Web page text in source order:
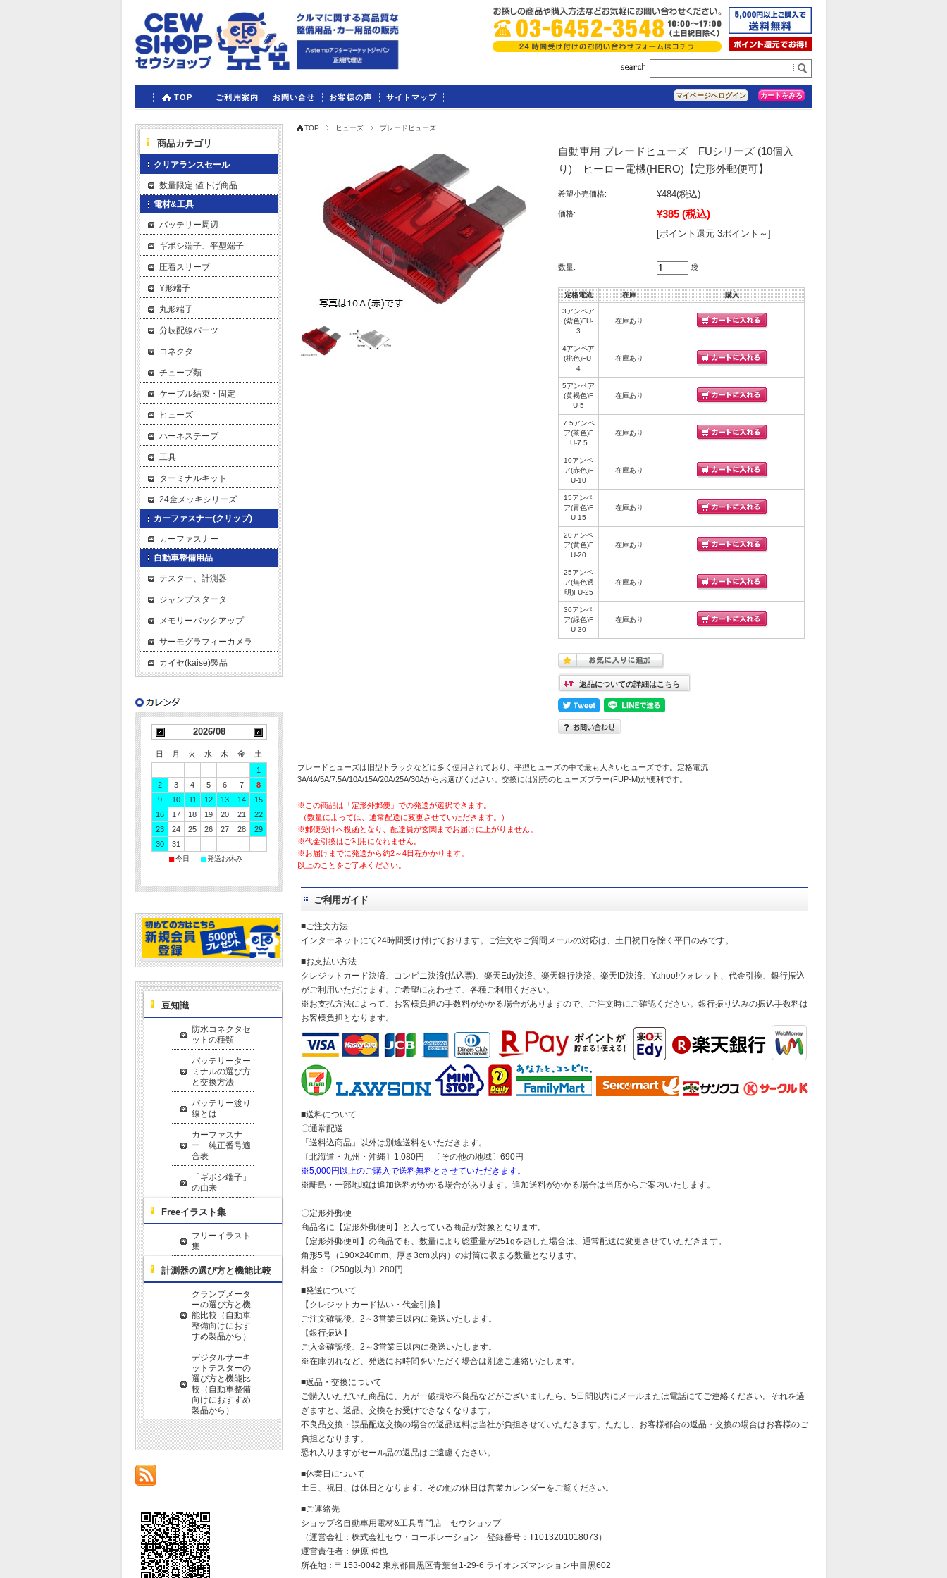
マイページへログイン カートをみる
TOP ご利用案内 お問い合せ お客様の声 サイトマップ
TOP ヒューズ ブレードヒューズ
自動車用 ブレードヒューズ FUシリーズ (10個入
り) ヒーロー電機(HERO)【定形外郵便可】
希望小売価格: ¥484(税込)
価格: ¥385 (税込)
[ポイント還元 3ポイント～]
数量: 袋
定格電流 在庫 購入
3アンペア
(紫色)FU-
3
在庫あり
4アンペア
(桃色)FU-
4
在庫あり
5アンペア
(黄褐色)F
U-5
在庫あり
7.5アンペ
ア(茶色)F
U-7.5
在庫あり
10アンペ
ア(赤色)F
U-10
在庫あり
15アンペ
ア(青色)F
U-15
在庫あり
20アンペ
ア(黄色)F
U-20
在庫あり
25アンペ
ア(無色透
明)FU-25
在庫あり
30アンペ
ア(緑色)F
U-30
在庫あり
返品についての詳細はこちら
ブレードヒューズは旧型トラックなどに多く使用されており、平型ヒューズの中で最も大きいヒューズです。定格電流
3A/4A/5A/7.5A/10A/15A/20A/25A/30Aからお選びください。交換には別売のヒューズブラー(FUP-M)が便利です。
※この商品は「定形外郵便」での発送が選択できます。
（数量によっては、通常配送に変更させていただきます。）
※郵便受けへ投函となり、配達員が玄関までお届けに上がりません。
※代金引換はご利用になれません。
※お届けまでに発送から約2～4日程かかります。
以上のことをご了承ください。
ご利用ガイド
■ご注文方法
インターネットにて24時間受け付けております。ご注文やご質問メールの対応は、土日祝日を除く平日のみです。
■お支払い方法
クレジットカード決済、コンビニ決済(払込票)、楽天Edy決済、楽天銀行決済、楽天ID決済、Yahoo!ウォレット、代金引換、銀行振込
がご利用いただけます。ご希望にあわせて、各種ご利用ください。
※お支払方法によって、お客様負担の手数料がかかる場合がありますので、ご注文時にご確認ください。銀行振り込みの振込手数料は
お客様負担となります。
■送料について
〇通常配送
「送料込商品」以外は別途送料をいただきます。
〔北海道・九州・沖縄〕1,080円 〔その他の地域〕690円
※5,000円以上のご購入で送料無料とさせていただきます。
※離島・一部地域は追加送料がかかる場合があります。追加送料がかかる場合は当店からご案内いたします。
〇定形外郵便
商品名に【定形外郵便可】と入っている商品が対象となります。
【定形外郵便可】の商品でも、数量により総重量が251gを超した場合は、通常配送に変更させていただきます。
角形5号（190×240mm、厚さ3cm以内）の封筒に収まる数量となります。
料金：〔250g以内〕280円
■発送について
【クレジットカード払い・代金引換】
ご注文確認後、2～3営業日以内に発送いたします。
【銀行振込】
ご入金確認後、2～3営業日以内に発送いたします。
※在庫切れなど、発送にお時間をいただく場合は別途ご連絡いたします。
■返品・交換について
ご購入いただいた商品に、万が一破損や不良品などがございましたら、5日間以内にメールまたは電話にてご連絡ください。それを過
ぎますと、返品、交換をお受けできなくなります。
不良品交換・誤品配送交換の場合の返品送料は当社が負担させていただきます。ただし、お客様都合の返品・交換の場合はお客様のご
負担となります。
恐れ入りますがセール品の返品はご遠慮ください。
■休業日について
土日、祝日、は休日となります。その他の休日は営業カレンダーをご覧ください。
■ご連絡先
ショップ名自動車用電材&工具専門店 セウショップ
（運営会社：株式会社セウ・コーポレーション 登録番号：T1013201018073）
運営責任者：伊原 伸也
所在地：〒153-0042 東京都目黒区青葉台1-29-6 ライオンズマンション中目黒602
商品カテゴリ
クリアランスセール
数量限定 値下げ商品
電材&工具
バッテリー周辺
ギボシ端子、平型端子
圧着スリーブ
Y形端子
丸形端子
分岐配線パーツ
コネクタ
チューブ類
ケーブル結束・固定
ヒューズ
ハーネステープ
工具
ターミナルキット
24金メッキシリーズ
カーファスナー(クリップ)
カーファスナー
自動車整備用品
テスター、計測器
ジャンプスタータ
メモリーバックアップ
サーモグラフィーカメラ
カイセ(kaise)製品
2026/08
日 月 火 水 木 金
土
1
2
3 4 5 6 7
8
9
10 11 12 13 14
15
16
17 18 19 20 21
22
23
24 25 26 27 28
29
30
31
■今日 ■発送お休み
豆知識
防水コネクタセ
ットの種類
バッテリーター
ミナルの選び方
と交換方法
バッテリー渡り
線とは
カーファスナ
ー 純正番号適
合表
「ギボシ端子」
の由来
Freeイラスト集
フリーイラスト
集
計測器の選び方と機能比較
クランプメータ
ーの選び方と機
能比較（自動車
整備向けにおす
すめ製品から）
デジタルサーキ
ットテスターの
選び方と機能比
較（自動車整備
向けにおすすめ
製品から）